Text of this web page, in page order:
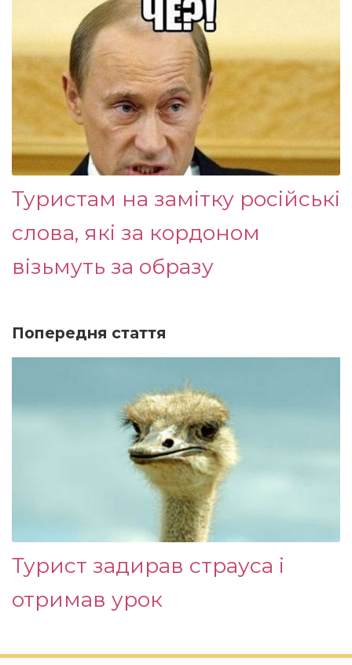
Туристам на замітку російські
слова, які за кордоном
візьмуть за образу
Попередня стаття
Турист задирав страуса і
отримав урок